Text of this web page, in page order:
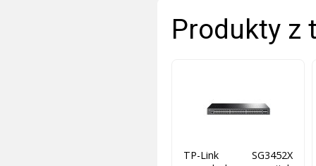
Produkty z
TP-Link SG3452X